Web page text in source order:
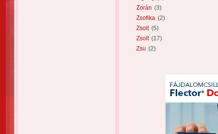
Zorán (3)
Zsofika (2)
Zsolt (5)
Zsolt (17)
Zsu (2)